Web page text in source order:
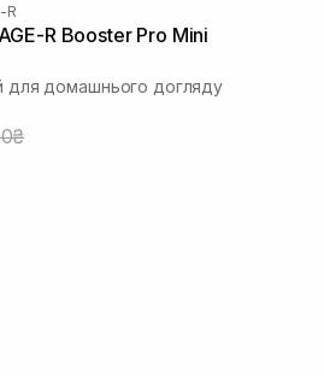
R
R Booster Pro Mini
для домашнього догляду